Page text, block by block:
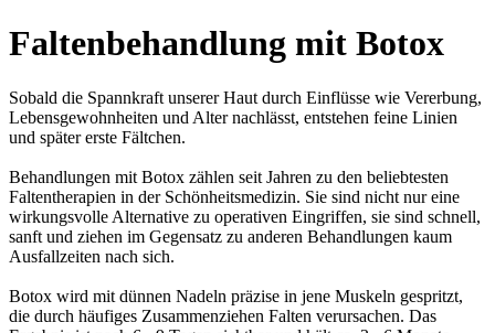
Faltenbehandlung mit Botox
Sobald die Spannkraft unserer Haut durch Einflüsse wie Vererbung,
Lebensgewohnheiten und Alter nachlässt, entstehen feine Linien
und später erste Fältchen.
Behandlungen mit Botox zählen seit Jahren zu den beliebtesten
Faltentherapien in der Schönheitsmedizin. Sie sind nicht nur eine
wirkungsvolle Alternative zu operativen Eingriffen, sie sind schnell,
sanft und ziehen im Gegensatz zu anderen Behandlungen kaum
Ausfallzeiten nach sich.
Botox wird mit dünnen Nadeln präzise in jene Muskeln gespritzt,
die durch häufiges Zusammenziehen Falten verursachen. Das